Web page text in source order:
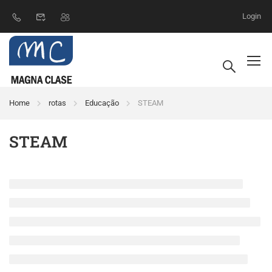
Login
Home rotas Educação STEAM
STEAM